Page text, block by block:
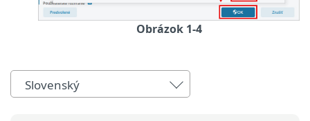
Obrázok 1-4
Slovenský